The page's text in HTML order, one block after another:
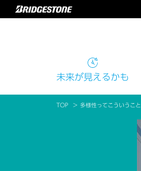
未来が見えるかも
TOP 多様性ってこういうこと